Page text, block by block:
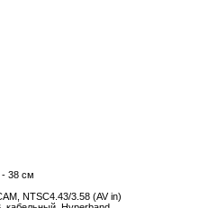
- 38 см
NTSC4.43/3.58 (AV in)